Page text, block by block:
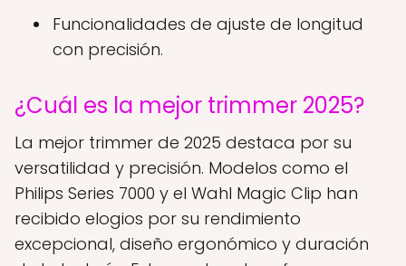
Funcionalidades de ajuste de longitud
con precisión.
¿Cuál es la mejor trimmer 2025?
La mejor trimmer de 2025 destaca por su
versatilidad y precisión. Modelos como el
Philips Series 7000 y el Wahl Magic Clip han
recibido elogios por su rendimiento
excepcional, diseño ergonómico y duración